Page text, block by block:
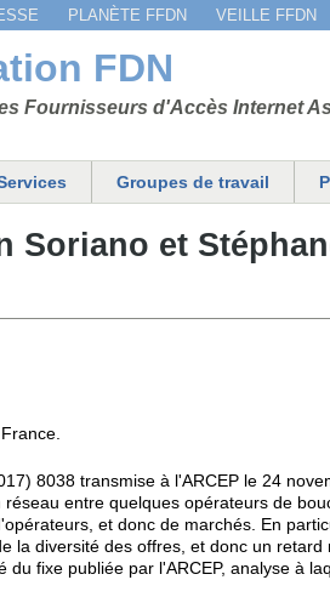
Jump to
FDN
Fournisseurs d'Accès Internet
PLANÈTE FFDN VEILLE FFDN
Groupes de travail
Soriano et
8038 transmise à l'ARCEP le 24
entre quelques opérateurs de
et donc de marchés. En
la diversité des offres, et donc un retard
fixe publiée par l'ARCEP, analyse à